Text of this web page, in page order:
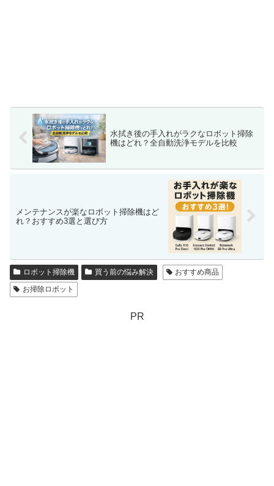
水拭き後の手入れがラクなロボット掃除
機はどれ？全自動洗浄モデルを比較
メンテナンスが楽なロボット掃除機はど
れ？おすすめ3選と選び方
ロボット掃除機 買う前の悩み解決
おすすめ商品
お掃除ロボット
PR